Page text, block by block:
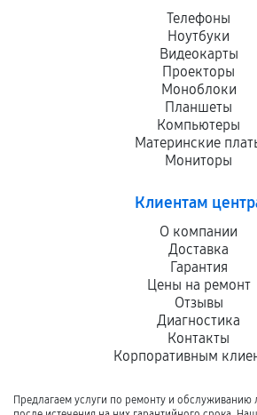
Телефоны
Ноутбуки
Видеокарты
Проекторы
Моноблоки
Планшеты
Компьютеры
Материнские
Мониторы
Клиентам
О компании
Доставка
Гарантия
Цены на ремонт
Отзывы
Диагностика
Контакты
Корпоративным
Предлагаем услуги по ремонту и обслуживанию